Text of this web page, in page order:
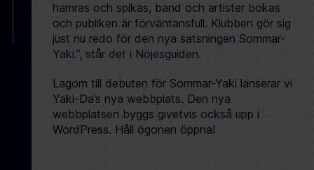
hamras och spikas, band och artister bokas
och publiken är förväntansfull. Klubben gör sig
just nu redo för den nya satsningen Sommar-
Yaki.”, står det i Nöjesguiden.
Lagom till debuten för Sommar-Yaki lanserar vi
Yaki-Da’s nya webbplats. Den nya
webbplatsen byggs givetvis också upp i
WordPress. Håll ögonen öppna!